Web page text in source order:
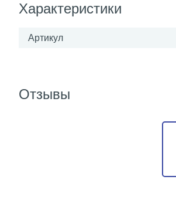
Характеристики
Артикул
Отзывы